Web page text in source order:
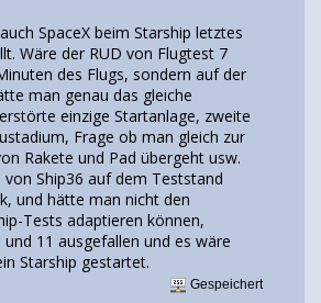
SpaceX beim Starship letztes
Wäre der RUD von Flugtest 7
des Flugs, sondern auf der
man genau das gleiche
einzige Startanlage, zweite
Frage ob man gleich zur
Rakete und Pad übergeht usw.
von Ship36 auf dem Teststand
und hätte man nicht den
Tests adaptieren können,
11 ausgefallen und es wäre
Starship gestartet.
Gespeichert